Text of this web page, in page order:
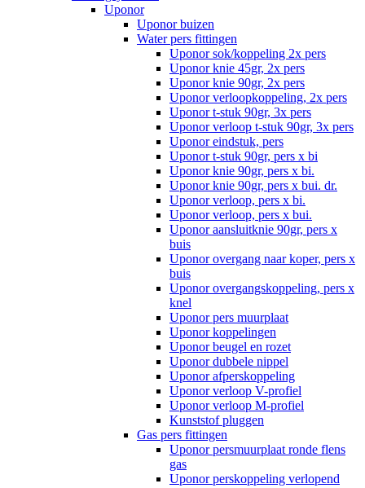
Uponor
Uponor buizen
Water pers fittingen
Uponor sok/koppeling 2x pers
Uponor knie 45gr, 2x pers
Uponor knie 90gr, 2x pers
Uponor verloopkoppeling, 2x pers
Uponor t-stuk 90gr, 3x pers
Uponor verloop t-stuk 90gr, 3x pers
Uponor eindstuk, pers
Uponor t-stuk 90gr, pers x bi
Uponor knie 90gr, pers x bi.
Uponor knie 90gr, pers x bui. dr.
Uponor verloop, pers x bi.
Uponor verloop, pers x bui.
Uponor aansluitknie 90gr, pers x
buis
Uponor overgang naar koper, pers x
buis
Uponor overgangskoppeling, pers x
knel
Uponor pers muurplaat
Uponor koppelingen
Uponor beugel en rozet
Uponor dubbele nippel
Uponor afperskoppeling
Uponor verloop V-profiel
Uponor verloop M-profiel
Kunststof pluggen
Gas pers fittingen
Uponor persmuurplaat ronde flens
gas
Uponor perskoppeling verlopend